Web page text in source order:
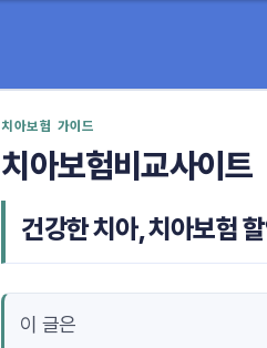
치아보험 가이드
치아보험비교사이트
건강한 치아, 치아보험
이 글은